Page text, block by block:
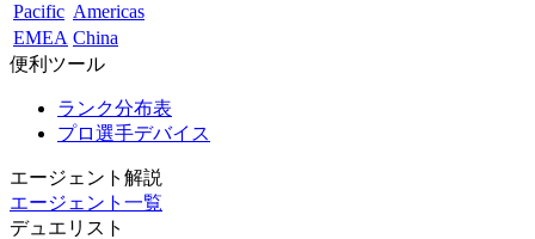
Pacific Americas
EMEA China
便利ツール
ランク分布表
プロ選手デバイス
エージェント解説
エージェント一覧
デュエリスト